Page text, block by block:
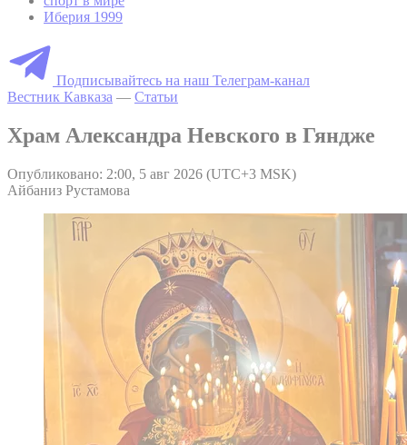
Иберия 1999
Подписывайтесь на наш Телеграм-канал
Вестник Кавказа — Статьи
Храм Александра Невского в Гяндже
Опубликовано: 2:00, 5 авг 2026 (UTC+3 MSK)
Айбаниз Рустамова